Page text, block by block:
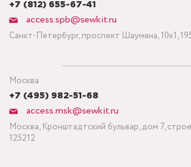
+7 (812) 655-67-41
access.spb@sewkit.ru
Санкт-Петербург, проспект Шаумяна, 10к1,
Москва
+7 (495) 982-51-68
access.msk@sewkit.ru
Москва, Кронштадтский бульвар, дом 7,
125212